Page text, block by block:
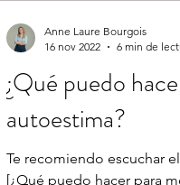
¿Qué puedo
autoestima?
Te recomiendo escuchar
[¿Qué puedo hacer para
Anne Laure Bourgois
16 nov 2022
6 min de